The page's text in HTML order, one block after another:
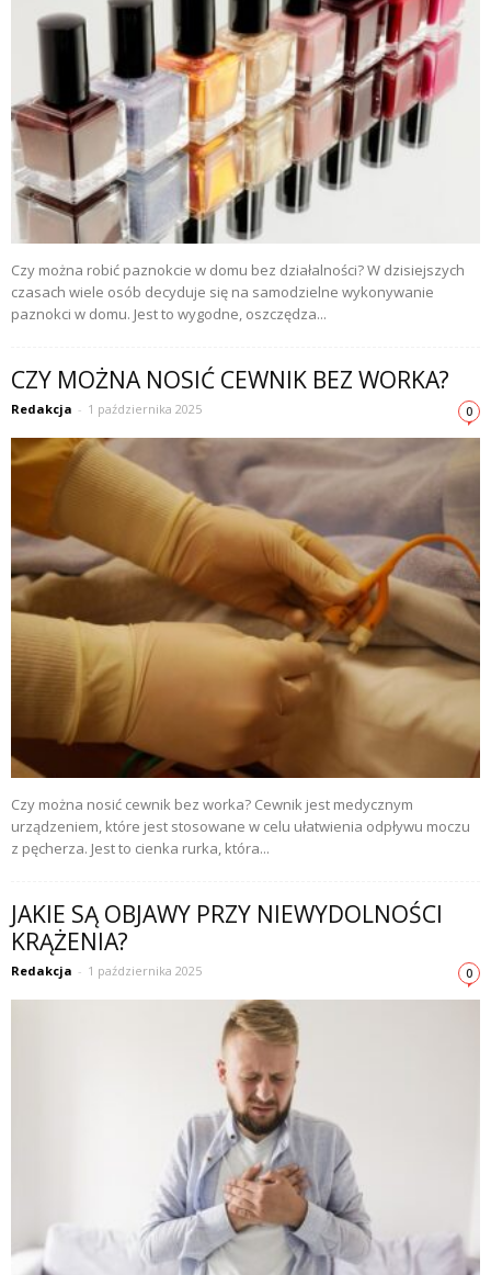
Czy można robić paznokcie w domu bez działalności? W dzisiejszych
czasach wiele osób decyduje się na samodzielne wykonywanie
paznokci w domu. Jest to wygodne, oszczędza...
CZY MOŻNA NOSIĆ CEWNIK BEZ WORKA?
Redakcja - 1 października 2025 0
Czy można nosić cewnik bez worka? Cewnik jest medycznym
urządzeniem, które jest stosowane w celu ułatwienia odpływu moczu
z pęcherza. Jest to cienka rurka, która...
JAKIE SĄ OBJAWY PRZY NIEWYDOLNOŚCI
KRĄŻENIA?
Redakcja - 1 października 2025 0